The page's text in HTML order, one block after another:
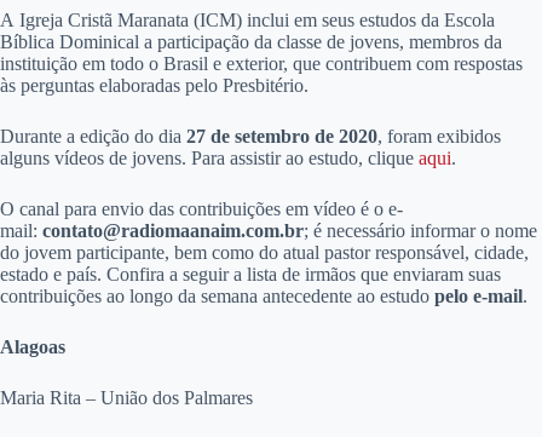
A Igreja Cristã Maranata (ICM) inclui em seus estudos da Escola
Bíblica Dominical a participação da classe de jovens, membros da
instituição em todo o Brasil e exterior, que contribuem com respostas
às perguntas elaboradas pelo Presbitério.
Durante a edição do dia 27 de setembro de 2020, foram exibidos
alguns vídeos de jovens. Para assistir ao estudo, clique aqui.
O canal para envio das contribuições em vídeo é o e-
mail: contato@radiomaanaim.com.br; é necessário informar o nome
do jovem participante, bem como do atual pastor responsável, cidade,
estado e país. Confira a seguir a lista de irmãos que enviaram suas
contribuições ao longo da semana antecedente ao estudo pelo e-mail.
Alagoas
Maria Rita – União dos Palmares